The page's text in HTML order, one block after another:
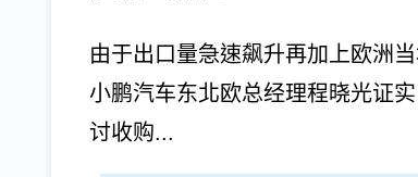
由于出口量急速飙升再加上欧洲
小鹏汽车东北欧总经理程晓光证
讨收购...